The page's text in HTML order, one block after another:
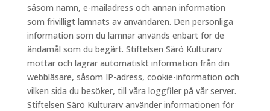
såsom namn, e-mailadress och annan information
som frivilligt lämnats av användaren. Den personliga
information som du lämnar används enbart för de
ändamål som du begärt. Stiftelsen Särö Kulturarv
mottar och lagrar automatiskt information från din
webbläsare, såsom IP-adress, cookie-information och
vilken sida du besöker, till våra loggfiler på vår server.
Stiftelsen Särö Kulturarv använder informationen för